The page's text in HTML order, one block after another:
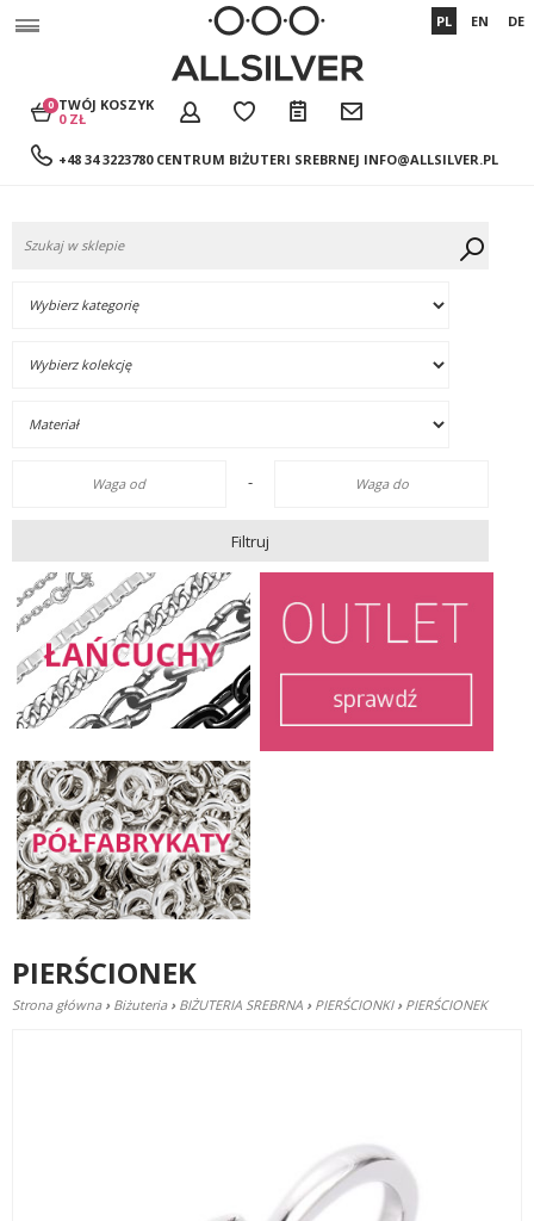
+48 34 3223780 CENTRUM BIŻUTERI SREBRNEJ INFO@ALLSILVER.PL
TWÓJ KOSZYK
0 ZŁ
0
PL EN DE
-
Filtruj
PIERŚCIONEK
Strona główna › Biżuteria › BIŻUTERIA SREBRNA › PIERŚCIONKI › PIERŚCIONEK